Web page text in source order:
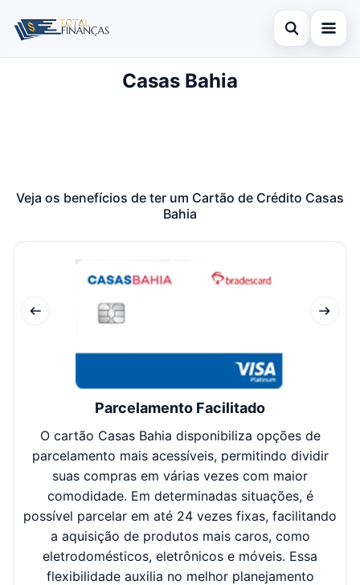
Abrir busca
Casas Bahia
Veja os benefícios de ter um Cartão de Crédito Casas
Bahia
Parcelamento Facilitado
O cartão Casas Bahia disponibiliza opções de
parcelamento mais acessíveis, permitindo dividir
suas compras em várias vezes com maior
comodidade. Em determinadas situações, é
possível parcelar em até 24 vezes fixas, facilitando
a aquisição de produtos mais caros, como
eletrodomésticos, eletrônicos e móveis. Essa
flexibilidade auxilia no melhor planejamento